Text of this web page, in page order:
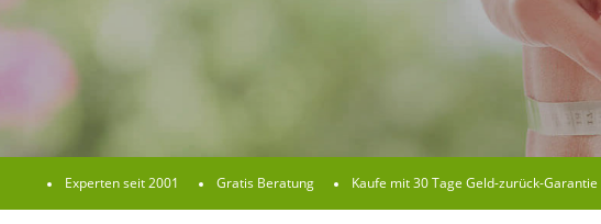
Experten seit 2001 Gratis Beratung Kaufe mit 30 Tage Geld-zurück-Garantie